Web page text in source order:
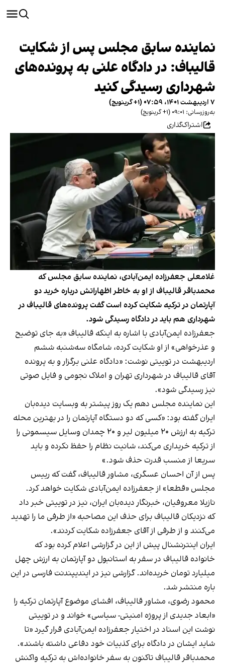
نماینده سابق مجلس پس از شکایت
قالیباف: در دادگاه علنی به پرونده‌های
شهرداری رسیدگی کنید
۷ اردیبهشت ۱۴۰۱، ۰۷:۵۹ (‎+۱ گرینویچ)
به‌روزرسانی: ۰۹:۰۱ (‎+۱ گرینویچ)
اشتراک‌گذاری
غلامعلی جعفرزاده ایمن‌آبادی، نماینده سابق مجلس که
محمدباقر قالیباف از او به خاطر اظهاراتش درباره خرید دو
آپارتمان در ترکیه شکایت کرده است گفت پرونده‌های قالیباف در
شهرداری هم باید در دادگاه رسیدگی شود.
جعفرزاده ایمن‌آبادی با اشاره به اینکه قالیباف «به جای توضیح
و عذرخواهی» از او شکایت کرده، شامگاه سه‌شنبه ششم
اردیبهشت در توییتی نوشت: «دادگاه علنی برگزار و به پرونده
آقای قالیباف در شهرداری تهران و املاک نجومی و فایل صوتی
نیز رسیدگی شود».
این نماینده مجلس دهم یک روز پیشتر به وبسایت دیده‌بان
ایران گفته بود: «کسی که دو دستگاه آپارتمان را در بهترین محله
ترکیه به ارزش ۲۰ میلیون لیر و ۲۰ چمدان وسایل سیسمونی را
از ترکیه خریداری می‌کند، شانیت نظام را حفظ نکرده و باید
سریعا از منسب قدرت حذف شود.»
پس از آن احسان عسگری، مشاور قالیباف، گفت که رییس
مجلس «قطعا» از جعفرزاده ایمن‌آبادی شکایت خواهد کرد.
نازیلا معروفیان، خبرنگار دیده‌بان ایران، نیز در توییتی خبر داد
که نزدیکان قالیباف برای حذف این مصاحبه «از طرفی ما را تهدید
می‌کنند و از طرفی از آقای جعفرزاده شکایت کردند».
ایران اینترنشنال پیش از این در گزارشی اعلام کرده بود که
خانواده قالیباف در سفر به استانبول دو آپارتمان به ارزش چهل
میلیارد تومان خریده‌اند. گزارشی نیز در ایندیپندنت فارسی در این
باره منتشر شد.
محمود رضوی، مشاور قالیباف، افشای موضوع آپارتمان ترکیه را
«ابعاد جدیدی از پروژه امنیتی- سیاسی» خواند و در توییتی
نوشت این اسناد در اختیار جعفرزاده ایمن‌آبادی قرار گیرد «تا
شاید ایشان در دادگاه برای کذبیات خود دفاعی داشته باشند».
محمدباقر قالیباف تاکنون به سفر خانواده‌اش به ترکیه واکنش